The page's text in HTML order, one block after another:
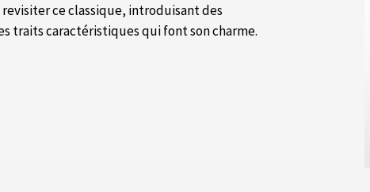
ce classique, introduisant des
traits caractéristiques qui font son charme.